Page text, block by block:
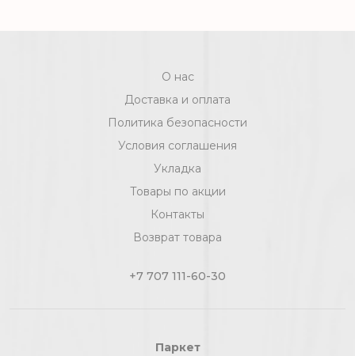
О нас
Доставка и оплата
Политика безопасности
Условия соглашения
Укладка
Товары по акции
Контакты
Возврат товара
+7 707 111-60-30
Паркет